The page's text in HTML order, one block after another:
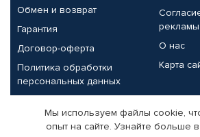
Обмен и возврат
Гарантия
Договор-оферта
Политика обработки
персональных данных
рекламы
О нас
Карта
Партнерам
Мы используем файлы cookie,
опыт на сайте. Узнайте больше